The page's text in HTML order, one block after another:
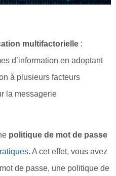
multifactorielle :
d’information en adoptant
à plusieurs facteurs
la messagerie
politique de mot de passe
. A cet effet, vous avez
de passe, une politique de